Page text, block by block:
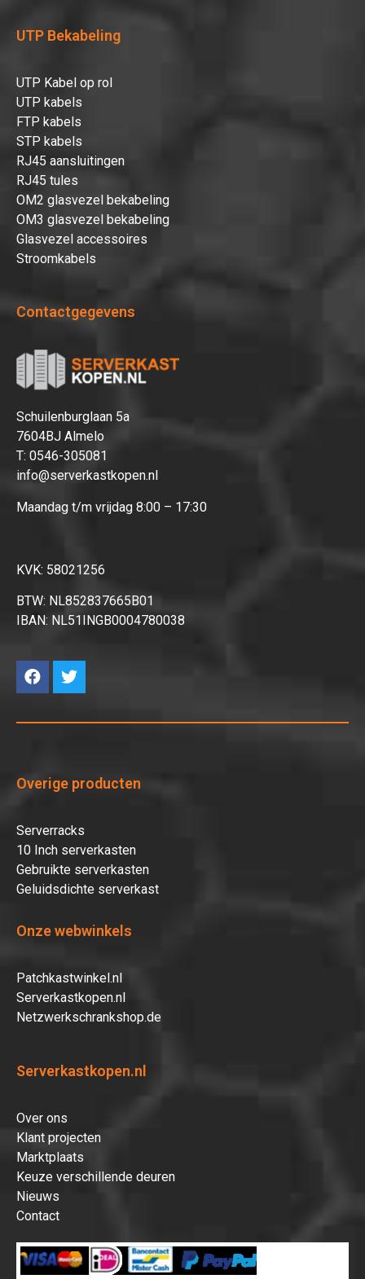
UTP Bekabeling
UTP Kabel op rol
UTP kabels
FTP kabels
STP kabels
RJ45 aansluitingen
RJ45 tules
OM2 glasvezel bekabeling
OM3 glasvezel bekabeling
Glasvezel accessoires
Stroomkabels
Contactgegevens
Schuilenburglaan 5a
7604BJ Almelo
T: 0546-305081
info@serverkastkopen.nl
Maandag t/m vrijdag 8:00 – 17:30
KVK: 58021256
BTW: NL852837665B01
IBAN: NL51INGB0004780038
Overige producten
Serverracks
10 Inch serverkasten
Gebruikte serverkasten
Geluidsdichte serverkast
Onze webwinkels
Patchkastwinkel.nl
Serverkastkopen.nl
Netzwerkschrankshop.de
Serverkastkopen.nl
Over ons
Klant projecten
Marktplaats
Keuze verschillende deuren
Nieuws
Contact